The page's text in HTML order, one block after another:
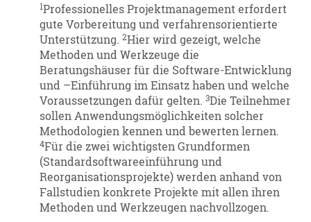
1Professionelles Projektmanagement erfordert
gute Vorbereitung und verfahrensorientierte
Unterstützung.2Hier wird gezeigt, welche
Methoden und Werkzeuge die
Beratungshäuser für die Software-Entwicklung
und –Einführung im Einsatz haben und welche
Voraussetzungen dafür gelten.3Die Teilnehmer
sollen Anwendungsmöglichkeiten solcher
Methodologien kennen und bewerten lernen.
4Für die zwei wichtigsten Grundformen
(Standardsoftwareeinführung und
Reorganisationsprojekte) werden anhand von
Fallstudien konkrete Projekte mit allen ihren
Methoden und Werkzeugen nachvollzogen.